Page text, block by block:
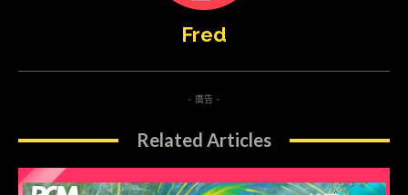
Fred
- 廣告 -
Related Articles